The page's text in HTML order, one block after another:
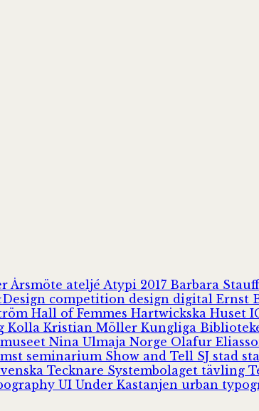
Årsmöte ateljé Atypi 2017 Barbara
competition design digital Ernst
Hall of Femmes Hartwickska Huset
Kolla Kristian Möller Kungliga
Nina Ulmaja Norge Olafur
seminarium Show and Tell SJ stad
Tecknare Systembolaget tävling
UI Under Kastanjen urban